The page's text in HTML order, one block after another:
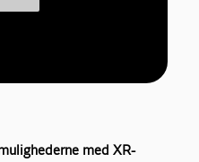
med XR-